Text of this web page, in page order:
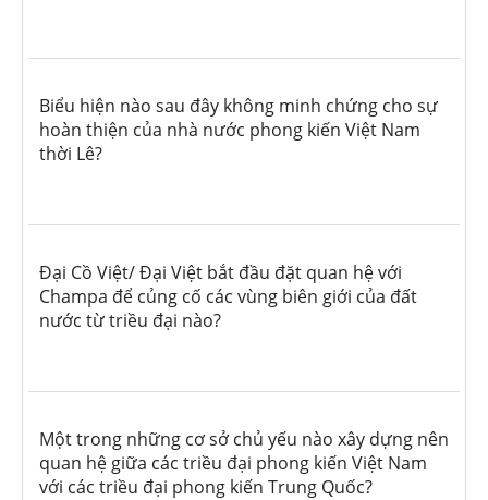
Biểu hiện nào sau đây không minh chứng cho sự
hoàn thiện của nhà nước phong kiến Việt Nam
thời Lê?
Đại Cồ Việt/ Đại Việt bắt đầu đặt quan hệ với
Champa để củng cố các vùng biên giới của đất
nước từ triều đại nào?
Một trong những cơ sở chủ yếu nào xây dựng nên
quan hệ giữa các triều đại phong kiến Việt Nam
với các triều đại phong kiến Trung Quốc?